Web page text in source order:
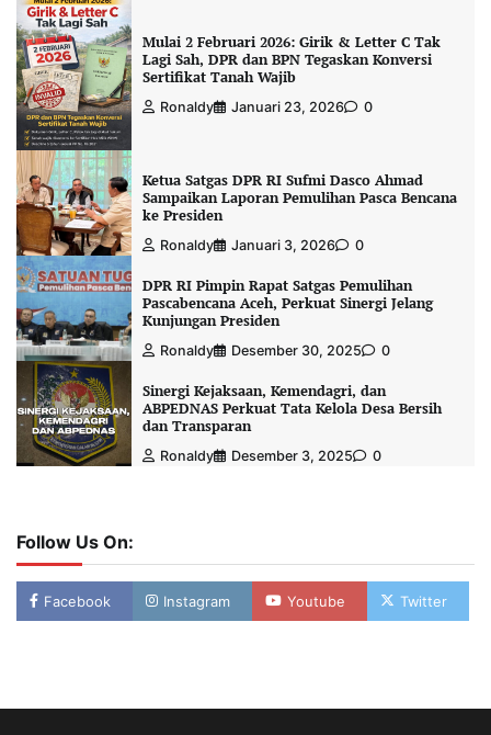
Mulai 2 Februari 2026: Girik & Letter C Tak
Lagi Sah, DPR dan BPN Tegaskan Konversi
Sertifikat Tanah Wajib
Ronaldy Januari 23, 2026 0
Ketua Satgas DPR RI Sufmi Dasco Ahmad
Sampaikan Laporan Pemulihan Pasca Bencana
ke Presiden
Ronaldy Januari 3, 2026 0
DPR RI Pimpin Rapat Satgas Pemulihan
Pascabencana Aceh, Perkuat Sinergi Jelang
Kunjungan Presiden
Ronaldy Desember 30, 2025 0
Sinergi Kejaksaan, Kemendagri, dan
ABPEDNAS Perkuat Tata Kelola Desa Bersih
dan Transparan
Ronaldy Desember 3, 2025 0
Follow Us On:
Facebook Instagram Youtube Twitter